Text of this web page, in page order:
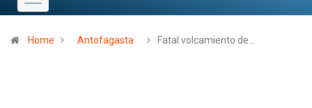
Home Antofagasta Fatal volcamiento de…